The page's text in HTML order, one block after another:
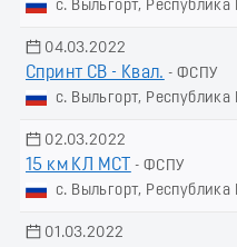
с. Выльгорт, Республика
04.03.2022
Спринт СВ - Квал. - ФСПУ
с. Выльгорт, Республика
02.03.2022
15 км КЛ МСТ
- ФСПУ
с. Выльгорт, Республика
01.03.2022